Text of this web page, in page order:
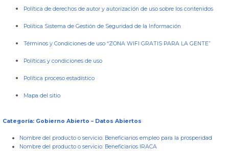
Política de derechos de autor y autorización de uso sobre los contenidos
Política Sistema de Gestión de Seguridad de la Información
Términos y Condiciones de uso “ZONA WIFI GRATIS PARA LA GENTE”
Políticas y condiciones de uso
Política proceso estadístico
Mapa del sitio
Categoría: Gobierno Abierto – Datos Abiertos
Nombre del producto o servicio: Beneficiarios empleo para la prosperidad
Nombre del producto o servicio: Beneficiarios IRACA